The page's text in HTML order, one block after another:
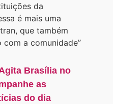
da
é mais uma
que também
a comunidade”
Brasília no
as
do dia